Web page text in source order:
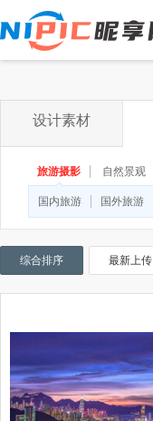
设计素材
旅游摄影 自然景观
◆
◆
国内旅游
国外旅游
综合排序 最新上传